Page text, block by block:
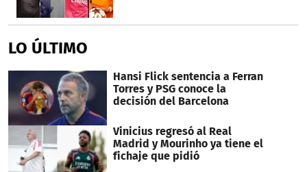
LO ÚLTIMO
Hansi Flick sentencia a Ferran
Torres y PSG conoce la
decisión del Barcelona
Vinicius regresó al Real
Madrid y Mourinho ya tiene el
fichaje que pidió